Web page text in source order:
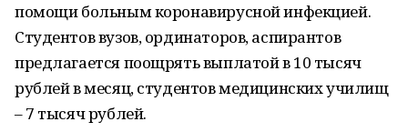
помощи больным коронавирусной инфекцией.
Студентов вузов, ординаторов, аспирантов
предлагается поощрять выплатой в 10 тысяч
рублей в месяц, студентов медицинских училищ
– 7 тысяч рублей.